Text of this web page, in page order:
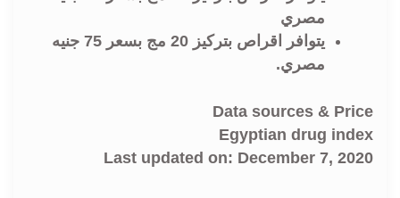
مصري
يتوافر اقراص بتركيز 20 مج بسعر 75 جنيه
مصري.
Data sources & Price
Egyptian drug index
Last updated on: December 7, 2020